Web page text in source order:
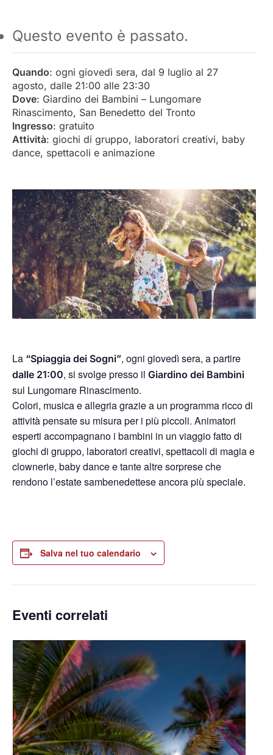
Questo evento è passato.
Quando: ogni giovedì sera, dal 9 luglio al 27
agosto, dalle 21:00 alle 23:30
Dove: Giardino dei Bambini – Lungomare
Rinascimento, San Benedetto del Tronto
Ingresso: gratuito
Attività: giochi di gruppo, laboratori creativi, baby
dance, spettacoli e animazione
La “Spiaggia dei Sogni”, ogni giovedì sera, a partire
dalle 21:00, si svolge presso il Giardino dei Bambini
sul Lungomare Rinascimento.
Colori, musica e allegria grazie a un programma ricco di
attività pensate su misura per i più piccoli. Animatori
esperti accompagnano i bambini in un viaggio fatto di
giochi di gruppo, laboratori creativi, spettacoli di magia e
clownerie, baby dance e tante altre sorprese che
rendono l’estate sambenedettese ancora più speciale.
Salva nel tuo calendario
Eventi correlati